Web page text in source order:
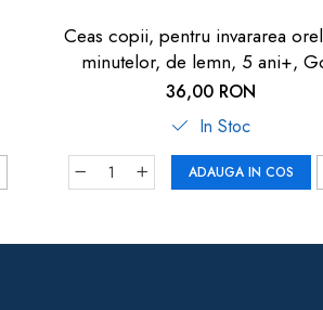
Ceas copii, pentru invararea
minutelor, de lemn, 5 ani+,
36,00 RON
In Stoc
ADAUGA IN COS